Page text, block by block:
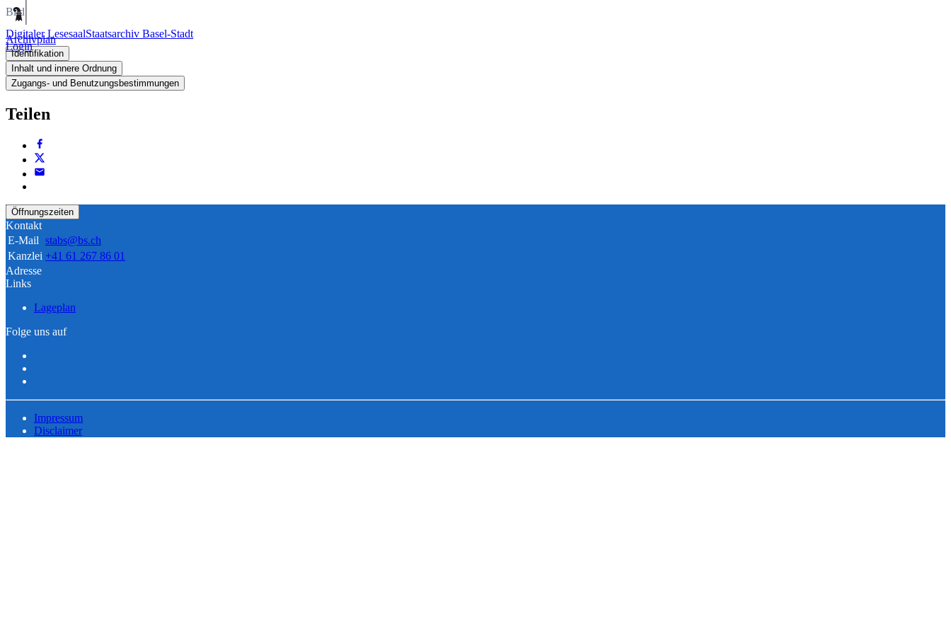
Digitaler LesesaalStaatsarchiv Basel-Stadt
Login
Bild
Archivplan
Identifikation
Inhalt und innere Ordnung
Zugangs- und Benutzungsbestimmungen
Teilen
Öffnungszeiten
Kontakt
E-Mail stabs@bs.ch
Kanzlei +41 61 267 86 01
Adresse
Links
Lageplan
Folge uns auf
Impressum
Disclaimer